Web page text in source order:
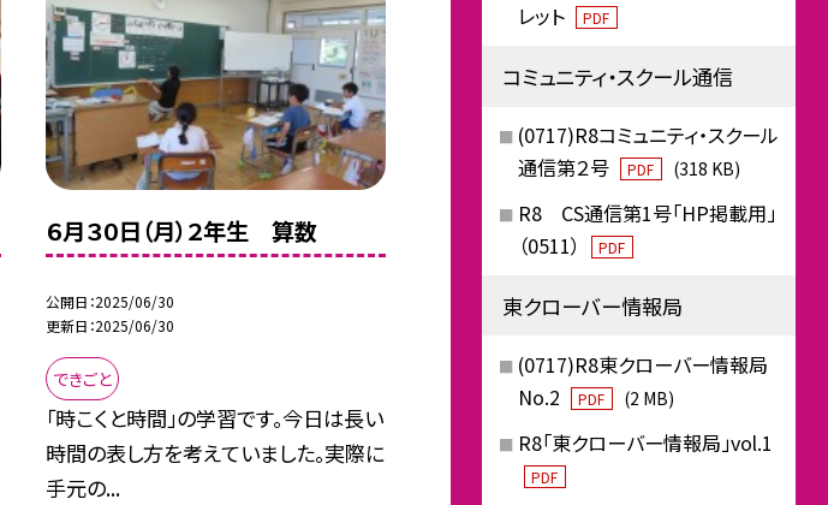
６月３０日（月）２年生 算数
公開日 2025/06/30
更新日 2025/06/30
できごと
「時こくと時間」の学習です。今日は長い
時間の表し方を考えていました。実際に
手元の...
レット
PDF
コミュニティ・スクール通信
(0717)R8コミュニティ・スクール
通信第２号
PDF (318 KB)
R8 CS通信第1号「HP掲載用」
（0511）
PDF
東クローバー情報局
(0717)R8東クローバー情報局
No.2
PDF (2 MB)
R8「東クローバー情報局」vol.1
PDF